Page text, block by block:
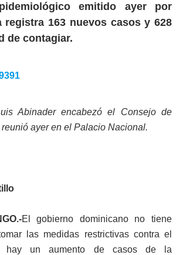
emitido ayer por
registra 163 nuevos casos y 628
de contagiar.
Abinader encabezó el Consejo de
ayer en el Palacio Nacional.
El gobierno dominicano no tiene
las medidas restric­tivas contra el
hay un aumento de casos de la